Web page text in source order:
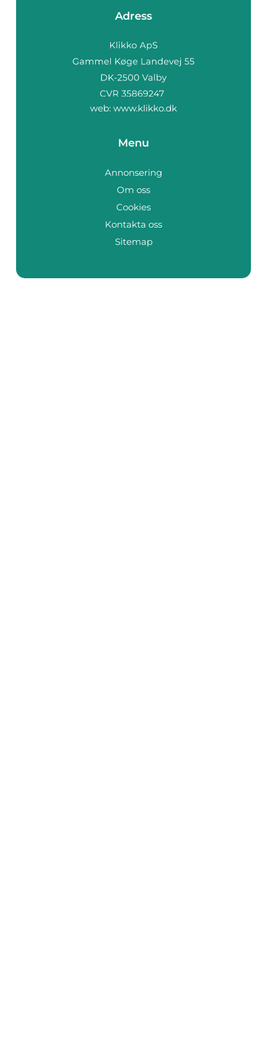
Adress
web: www.klikko.dk
Menu
Annonsering
Om oss
Cookies
Kontakta oss
Sitemap